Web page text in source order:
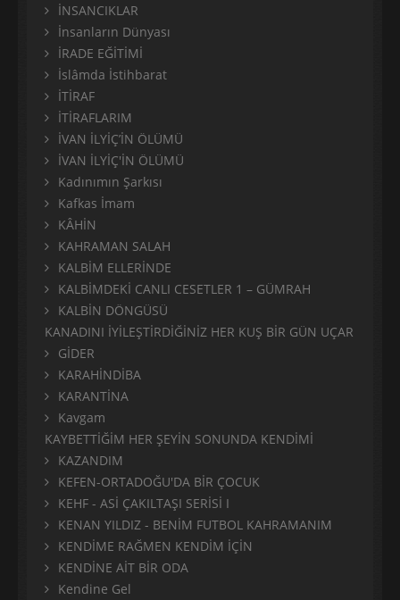
İNSANCIKLAR
İnsanların Dünyası
İRADE EĞİTİMİ
İslâmda İstihbarat
İTİRAF
İTİRAFLARIM
İVAN İLYİÇ’İN ÖLÜMÜ
İVAN İLYİÇ'İN ÖLÜMÜ
Kadınımın Şarkısı
Kafkas İmam
KÂHİN
KAHRAMAN SALAH
KALBİM ELLERİNDE
KALBİMDEKİ CANLI CESETLER 1 – GÜMRAH
KALBİN DÖNGÜSÜ
KANADINI İYİLEŞTİRDİĞİNİZ HER KUŞ BİR GÜN UÇAR
GİDER
KARAHİNDİBA
KARANTİNA
Kavgam
KAYBETTİĞİM HER ŞEYİN SONUNDA KENDİMİ
KAZANDIM
KEFEN-ORTADOĞU'DA BİR ÇOCUK
KEHF - ASİ ÇAKILTAŞI SERİSİ I
KENAN YILDIZ - BENİM FUTBOL KAHRAMANIM
KENDİME RAĞMEN KENDİM İÇİN
KENDİNE AİT BİR ODA
Kendine Gel